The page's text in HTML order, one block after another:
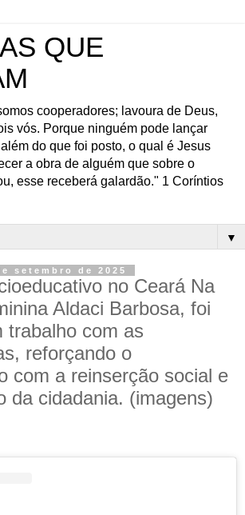
QUE
cooperadores; lavoura de Deus,
vós. Porque ninguém pode lançar
do que foi posto, o qual é Jesus
a obra de alguém que sobre o
esse receberá galardão." 1 Coríntios
▼
setembro de 2025
no Ceará Na
Aldaci Barbosa, foi
trabalho com as
reforçando o
com a reinserção social e
da cidadania. (imagens)